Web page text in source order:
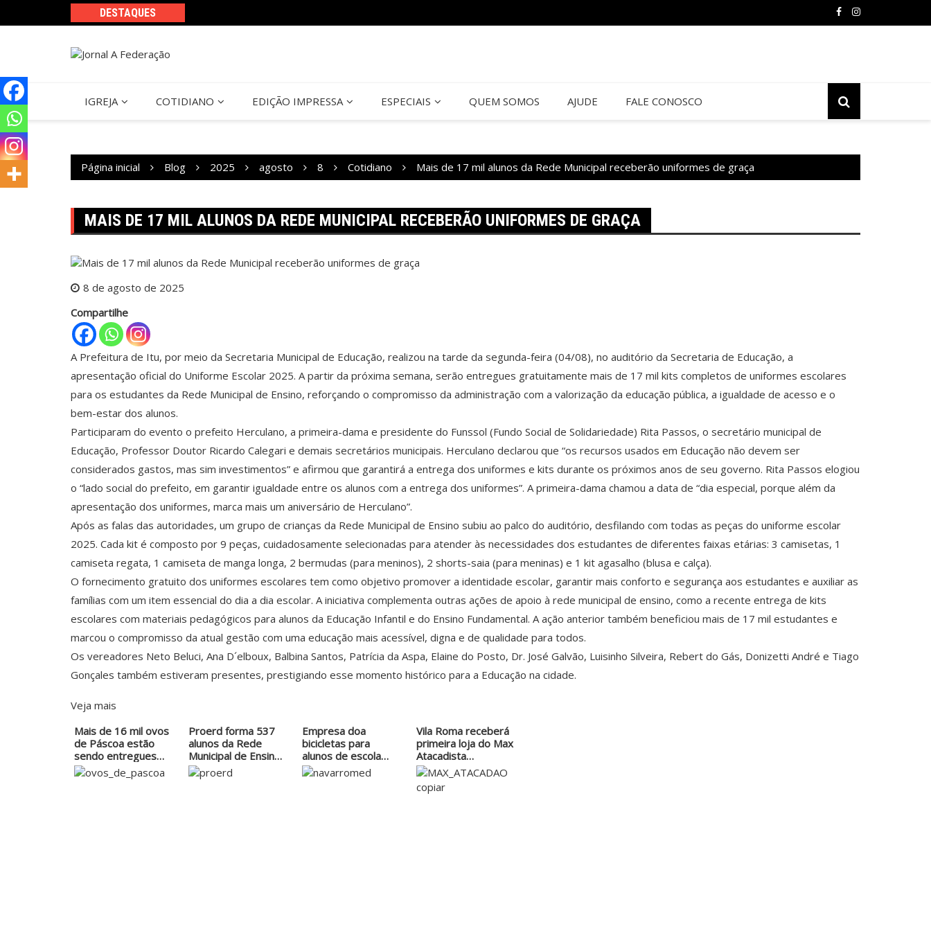
DESTAQUES
IGREJA COTIDIANO EDIÇÃO IMPRESSA ESPECIAIS QUEM SOMOS AJUDE FALE CONOSCO
Página inicial Blog 2025 agosto 8 Cotidiano Mais de 17 mil alunos da Rede Municipal receberão uniformes de graça
MAIS DE 17 MIL ALUNOS DA REDE MUNICIPAL RECEBERÃO UNIFORMES DE GRAÇA
8 de agosto de 2025
Compartilhe
A Prefeitura de Itu, por meio da Secretaria Municipal de Educação, realizou na tarde da segunda-feira (04/08), no auditório da Secretaria de Educação, a
apresentação oficial do Uniforme Escolar 2025. A partir da próxima semana, serão entregues gratuitamente mais de 17 mil kits completos de uniformes escolares
para os estudantes da Rede Municipal de Ensino, reforçando o compromisso da administração com a valorização da educação pública, a igualdade de acesso e o
bem-estar dos alunos.
Participaram do evento o prefeito Herculano, a primeira-dama e presidente do Funssol (Fundo Social de Solidariedade) Rita Passos, o secretário municipal de
Educação, Professor Doutor Ricardo Calegari e demais secretários municipais. Herculano declarou que “os recursos usados em Educação não devem ser
considerados gastos, mas sim investimentos” e afirmou que garantirá a entrega dos uniformes e kits durante os próximos anos de seu governo. Rita Passos elogiou
o “lado social do prefeito, em garantir igualdade entre os alunos com a entrega dos uniformes”. A primeira-dama chamou a data de “dia especial, porque além da
apresentação dos uniformes, marca mais um aniversário de Herculano”.
Após as falas das autoridades, um grupo de crianças da Rede Municipal de Ensino subiu ao palco do auditório, desfilando com todas as peças do uniforme escolar
2025. Cada kit é composto por 9 peças, cuidadosamente selecionadas para atender às necessidades dos estudantes de diferentes faixas etárias: 3 camisetas, 1
camiseta regata, 1 camiseta de manga longa, 2 bermudas (para meninos), 2 shorts-saia (para meninas) e 1 kit agasalho (blusa e calça).
O fornecimento gratuito dos uniformes escolares tem como objetivo promover a identidade escolar, garantir mais conforto e segurança aos estudantes e auxiliar as
famílias com um item essencial do dia a dia escolar. A iniciativa complementa outras ações de apoio à rede municipal de ensino, como a recente entrega de kits
escolares com materiais pedagógicos para alunos da Educação Infantil e do Ensino Fundamental. A ação anterior também beneficiou mais de 17 mil estudantes e
marcou o compromisso da atual gestão com uma educação mais acessível, digna e de qualidade para todos.
Os vereadores Neto Beluci, Ana D´elboux, Balbina Santos, Patrícia da Aspa, Elaine do Posto, Dr. José Galvão, Luisinho Silveira, Rebert do Gás, Donizetti André e Tiago
Gonçales também estiveram presentes, prestigiando esse momento histórico para a Educação na cidade.
Veja mais
Mais de 16 mil ovos
de Páscoa estão
sendo entregues…
Proerd forma 537
alunos da Rede
Municipal de Ensino
em Itu
Empresa doa
bicicletas para
alunos de escola…
Vila Roma receberá
primeira loja do Max
Atacadista…